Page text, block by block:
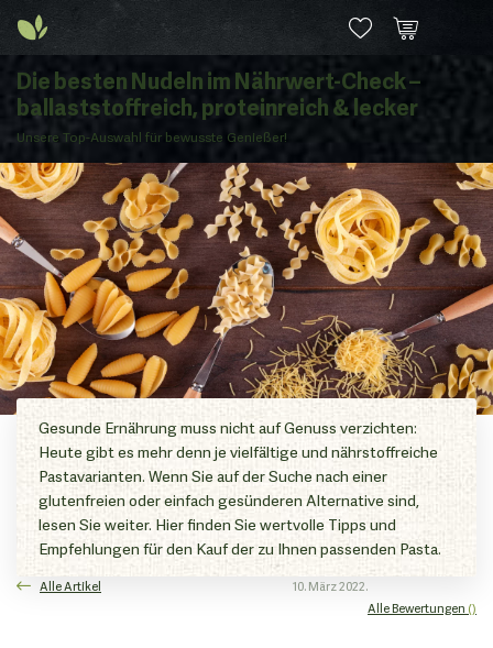
Die besten Nudeln im Nährwert-Check –
ballaststoffreich, proteinreich & lecker
Unsere Top-Auswahl für bewusste Genießer!
Gesunde Ernährung muss nicht auf Genuss verzichten:
Heute gibt es mehr denn je vielfältige und nährstoffreiche
Pastavarianten. Wenn Sie auf der Suche nach einer
glutenfreien oder einfach gesünderen Alternative sind,
lesen Sie weiter. Hier finden Sie wertvolle Tipps und
Empfehlungen für den Kauf der zu Ihnen passenden Pasta.
Alle Artikel
10. März 2022.
Alle Bewertungen ()